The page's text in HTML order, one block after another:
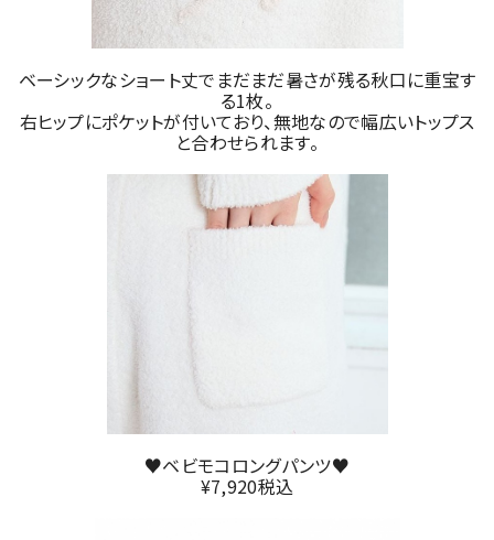
ベーシックなショート丈でまだまだ暑さが残る秋口に重宝す
る1枚。
右ヒップにポケットが付いており、無地なので幅広いトップス
と合わせられます。
♥ベビモコロングパンツ♥
¥7,920税込